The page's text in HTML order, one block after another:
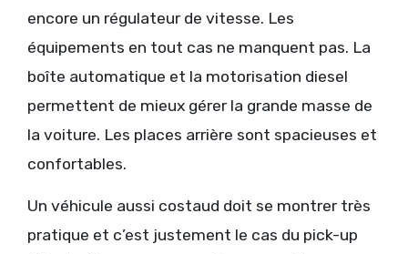
encore un régulateur de vitesse. Les
équipements en tout cas ne manquent pas. La
boîte automatique et la motorisation diesel
permettent de mieux gérer la grande masse de
la voiture. Les places arrière sont spacieuses et
confortables.
Un véhicule aussi costaud doit se montrer très
pratique et c’est justement le cas du pick-up